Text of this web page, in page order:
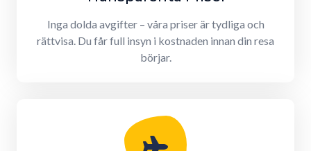
Inga dolda avgifter – våra priser är tydliga och
rättvisa. Du får full insyn i kostnaden innan din resa
börjar.